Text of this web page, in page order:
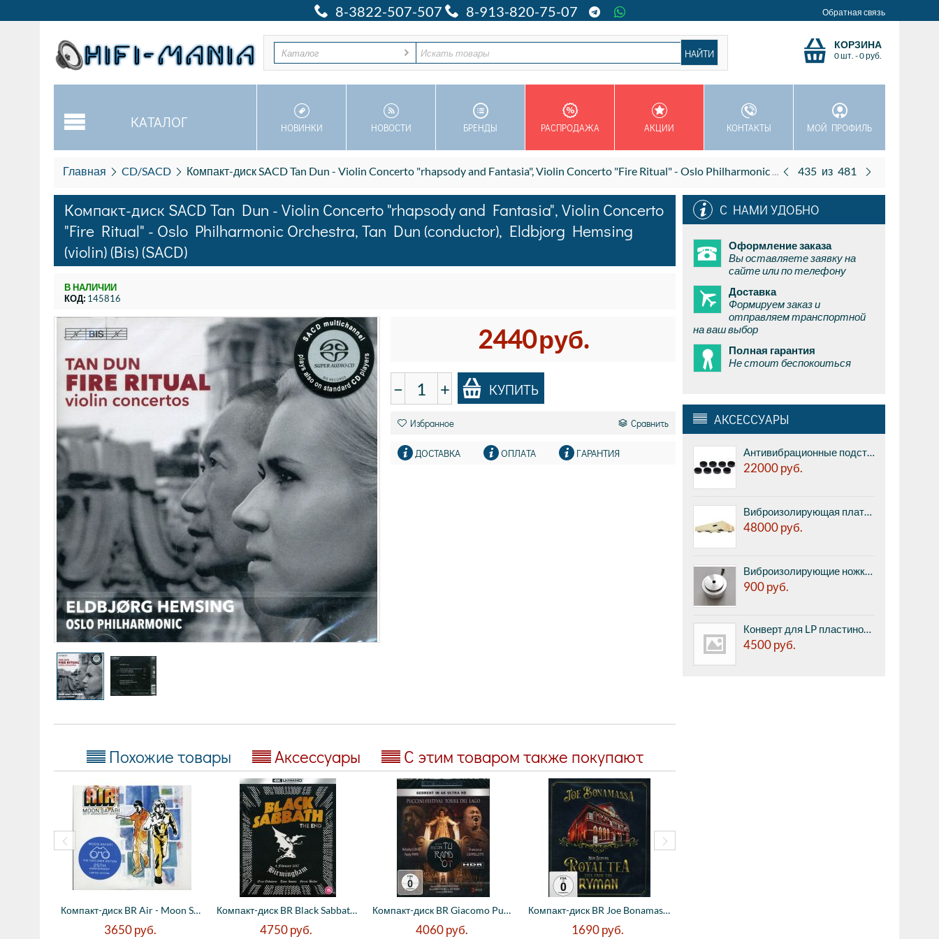
8-3822-507-507 8-913-820-75-07 Обратная связь
Каталог
КОРЗИНА
0 шт. -0руб.
КАТАЛОГ НОВИНКИ НОВОСТИ БРЕНДЫ РАСПРОДАЖА АКЦИИ КОНТАКТЫ МОЙ ПРОФИЛЬ
Главная CD/SACD Компакт-диск SACD Tan Dun - Violin Concerto "rhapsody and Fantasia", Violin Concerto "Fire Ritual" - Oslo Philharmonic Orchestra, Tan Dun (conductor), Eldbjorg Hemsing (violin) (Bis) (SACD) 435 из 481
Компакт-диск SACD Tan Dun - Violin Concerto "rhapsody and Fantasia", Violin Concerto
"Fire Ritual" - Oslo Philharmonic Orchestra, Tan Dun (conductor), Eldbjorg Hemsing
(violin) (Bis) (SACD)
В НАЛИЧИИ
КОД: 145816
2440руб.
− + КУПИТЬ
Избранное Сравнить
ДОСТАВКА ОПЛАТА ГАРАНТИЯ
Похожие товары Аксессуары С этим товаром также покупают
Компакт-диск BR Air - Moon Safari - 25th ...
3650 руб.
Компакт-диск BR Black Sabbath - The End (...
4750 руб.
Компакт-диск BR Giacomo Puccini - Turando...
4060 руб.
Компакт-диск BR Joe Bonamassa - Now Servi...
1690 руб.
С НАМИ УДОБНО
Оформление заказа
Вы оставляете заявку на
сайте или по телефону
Доставка
Формируем заказ и
отправляем транспортной
на ваш выбор
Полная гарантия
Не стоит беспокоиться
АКСЕССУАРЫ
Антивибрационные подставки Acoustic Revive QR-8 Quartz Resonator - кварцевые поглотители резонансов, диаметр 10мм, толщина 3,3 мм, набор из 8 штук.
22000руб.
Виброизолирующая платформа IsoAcoustics DELOS Maple 1815M1 - массив клена, 455x380x45 мм, 4 изолирующих ножки, макс.вес: 29,5 кг, шт.
48000руб.
Виброизолирующие ножки MSound L Feet - ножки цилиндрической формы из алюминиевого сплава с резьбовым соединением М4, диаметр 30 мм, высота 28 мм. под аппаратуру до 30 кг (каждая), цена за 1 шт, продается комплектом 4 шт.
900руб.
Конверт для LP пластинок внешний Audio Anatomy PVC 12" Gatefold Outer Sleeves - прозрачный, для конвертов с разворотом, 100 микрон, ПВХ, 25 шт.
4500руб.